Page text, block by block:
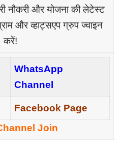
नौकरी और योजना की लेटेस्ट
और व्हाट्सएप ग्रुप ज्वाइन
करें!
WhatsApp
Channel
Facebook Page
Join